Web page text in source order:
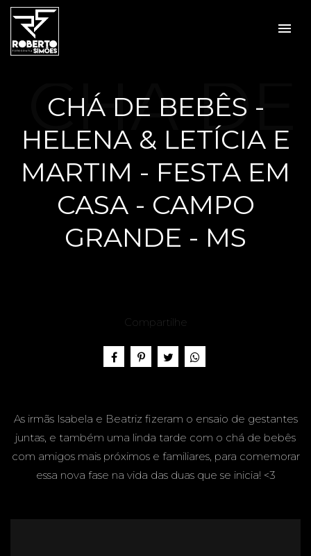
menu
CHÁ DE BEBÊS -
HELENA & LETÍCIA E
MARTIM - FESTA EM
CASA - CAMPO
GRANDE - MS
CHÁ DE
BEBÊS
-
HELEN
A &
Compartilhe
As irmãs Isabela e Beatriz fizeram o ensaio de gestantes
juntas, e também uma linda tarde com o chá de bebês
com amigos mais próximos e familiares, para comemorar
essa nova fase na vida das duas que se inicia! <3